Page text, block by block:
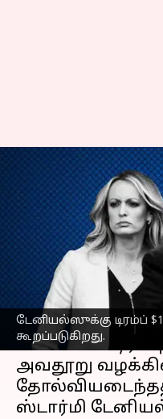
டேனியல்ஸுக்கு டிரம்ப்
கூறப்படுகிறது.
ஸ்டோர்மி
அவதூறு
சட்ட
எழுதியவர் Sindhuja SM
செய்தி முன்னோட்டம்
அமெரிக்க
டொனால்ட்
அவதூறு
ஸ்டார்மி